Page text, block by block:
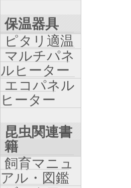
保温器具
ピタリ適温
マルチパネ
ルヒーター
エコパネル
ヒーター
昆虫関連書
籍
飼育マニュ
アル・図鑑